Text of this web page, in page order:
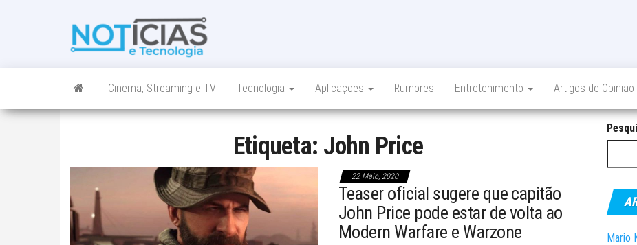
num só lugar
Cinema, Streaming e TV Tecnologia Aplicações Rumores Entretenimento Artigos de Opinião
Etiqueta: John Price
22 Maio, 2020
Teaser oficial sugere que capitão
John Price pode estar de volta ao
Modern Warfare e Warzone
Mario